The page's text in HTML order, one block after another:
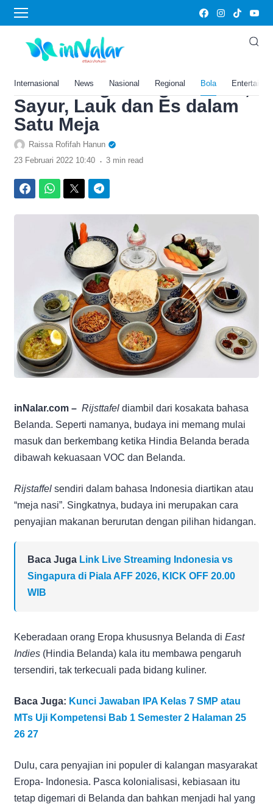
Internasional News Nasional Regional Bola
Home›Bola
Budaya Rijsttafel, Alasan
Mengapa Orang Indonesia
Suka Menghidangkan Nasi,
Sayur, Lauk dan Es dalam
Satu Meja
Raissa Rofifah Hanun
23 Februari 2022 10:40 . 3 min read
inNalar.com – Rijsttafel diambil dari kosakata bahasa
Belanda. Seperti namanya, budaya ini memang mulai
masuk dan berkembang ketika Hindia Belanda berada
dibawah kekuasaan VOC dan Belanda.
Rijstaffel sendiri dalam bahasa Indonesia diartikan atau
“meja nasi”. Singkatnya, budaya ini merupakan cara
penyajian makanan berurutan dengan pilihan hidangan.
Baca Juga Link Live Streaming Indonesia vs
Singapura di Piala AFF 2026, KICK OFF 20.00
WIB
Keberadaan orang Eropa khususnya Belanda di East
Indies (Hindia Belanda) kala itu membawa pengaruh
tersendiri, tak terkecuali pada bidang kuliner.
Baca Juga: Kunci Jawaban IPA Kelas 7 SMP atau
MTs Uji Kompetensi Bab 1 Semester 2 Halaman 25
26 27
Dulu, cara penyajian ini populer di kalangan masyarakat
Eropa- Indonesia. Pasca kolonialisasi, kebiasaan itu
tetap digemari di Belanda dan bahkan menjadi hal yang